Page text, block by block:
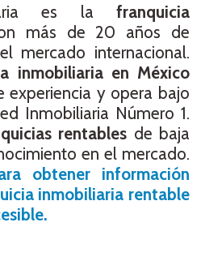
es la franquicia
más de 20 años de
mercado internacional.
inmobiliaria en México
experiencia y opera bajo
Inmobiliaria Número 1.
rentables de baja
en el mercado.
obtener información
inmobiliaria rentable